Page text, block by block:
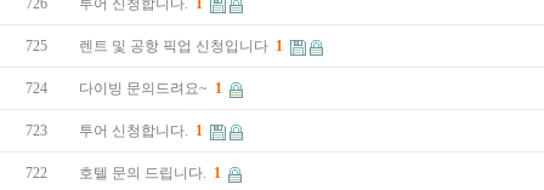
726 투어 신청합니다. 1
725 렌트 및 공항 픽업 신청입니다 1
724 다이빙 문의드려요~ 1
723 투어 신청합니다. 1
722 호텔 문의 드립니다. 1